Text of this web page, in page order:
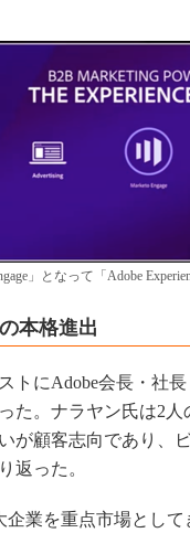
」となって「Adobe
本格進出
にAdobe会長・社
た。ナラヤン氏は2
が顧客志向であり、
返った。
業を重点市場とし